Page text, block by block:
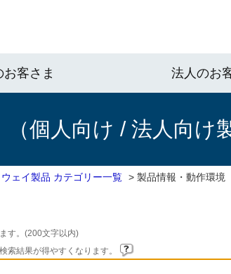
客さま 法人のお
個人向け / 法人向け製
ェイ製品 カテゴリー一覧 > 製品情報・動作環境
す。(200文字以内)
索結果が得やすくなります。